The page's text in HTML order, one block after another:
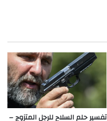
تفسير حلم السلاح للرجل المتزوج –